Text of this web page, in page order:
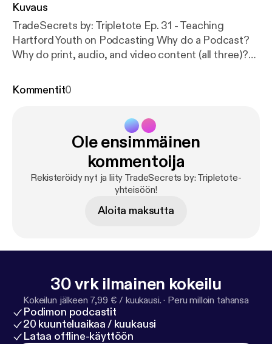
Kuvaus
TradeSecrets by: Tripletote Ep. 31 - Teaching
Hartford Youth on Podcasting Why do a Podcast?
Why do print, audio, and video content (all three)?
get ahead of the competition by being yourself?
people from Hartford are bright, insightful, fun to
work with, and have a variety of personalities. I
connected with them through Eddie Brown, Kelvin
Lovejoy, Duane Pierre. These students are the first
cohort of our Worldwide Voices Initiative. Raegan,
service work, they participate in summer programs,
Tripletote is produced by
www.CapriMediaCompany(.com) ***BONUS***http
s://www.garyvaynerchuk.com/how-to-create-64-pi
eces-of-…/
Kommentit0
Ole ensimmäinen
kommentoija
Rekisteröidy nyt ja liity TradeSecrets by: Tripletote-
yhteisöön!
Aloita maksutta
30 vrk ilmainen kokeilu
Kokeilun jälkeen 7,99 € / kuukausi. · Peru milloin tahansa
Podimon podcastit
20 kuunteluaikaa / kuukausi
Lataa offline-käyttöön